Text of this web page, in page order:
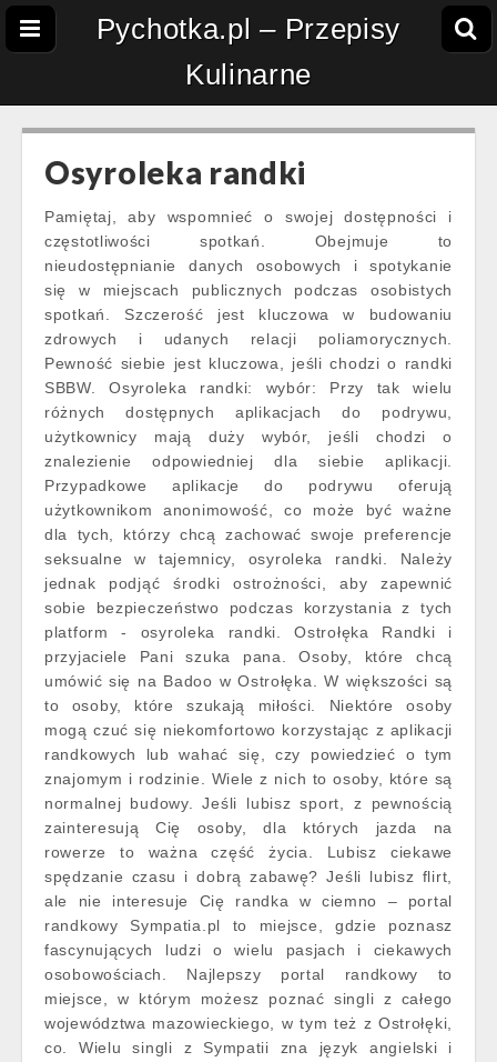
Pychotka.pl – Przepisy
Kulinarne
Osyroleka randki
Pamiętaj, aby wspomnieć o swojej dostępności i
częstotliwości spotkań. Obejmuje to
nieudostępnianie danych osobowych i spotykanie
się w miejscach publicznych podczas osobistych
spotkań. Szczerość jest kluczowa w budowaniu
zdrowych i udanych relacji poliamorycznych.
Pewność siebie jest kluczowa, jeśli chodzi o randki
SBBW. Osyroleka randki: wybór: Przy tak wielu
różnych dostępnych aplikacjach do podrywu,
użytkownicy mają duży wybór, jeśli chodzi o
znalezienie odpowiedniej dla siebie aplikacji.
Przypadkowe aplikacje do podrywu oferują
użytkownikom anonimowość, co może być ważne
dla tych, którzy chcą zachować swoje preferencje
seksualne w tajemnicy, osyroleka randki. Należy
jednak podjąć środki ostrożności, aby zapewnić
sobie bezpieczeństwo podczas korzystania z tych
platform - osyroleka randki. Ostrołęka Randki i
przyjaciele Pani szuka pana. Osoby, które chcą
umówić się na Badoo w Ostrołęka. W większości są
to osoby, które szukają miłości. Niektóre osoby
mogą czuć się niekomfortowo korzystając z aplikacji
randkowych lub wahać się, czy powiedzieć o tym
znajomym i rodzinie. Wiele z nich to osoby, które są
normalnej budowy. Jeśli lubisz sport, z pewnością
zainteresują Cię osoby, dla których jazda na
rowerze to ważna część życia. Lubisz ciekawe
spędzanie czasu i dobrą zabawę? Jeśli lubisz flirt,
ale nie interesuje Cię randka w ciemno – portal
randkowy Sympatia.pl to miejsce, gdzie poznasz
fascynujących ludzi o wielu pasjach i ciekawych
osobowościach. Najlepszy portal randkowy to
miejsce, w którym możesz poznać singli z całego
województwa mazowieckiego, w tym też z Ostrołęki,
co. Wielu singli z Sympatii zna język angielski i